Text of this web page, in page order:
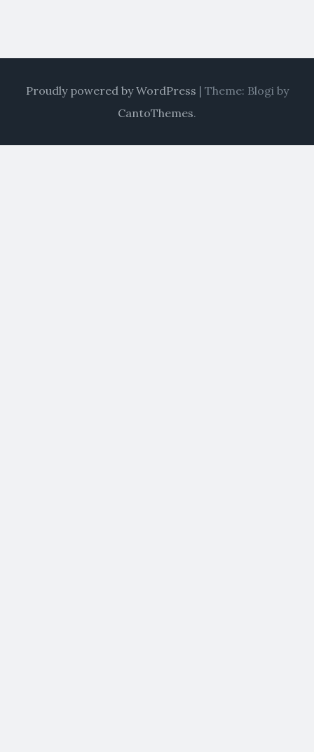
Proudly powered by WordPress | Theme: Blogi by
CantoThemes.